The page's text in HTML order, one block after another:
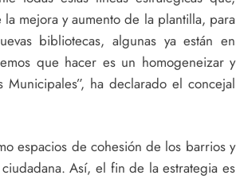
mejora y aumento de la plantilla, para
bibliotecas, algunas ya están en
que hacer es un homogeneizar y
ha declarado el concejal
espacios de cohesión de los barrios y
Así, el fin de la estrategia es